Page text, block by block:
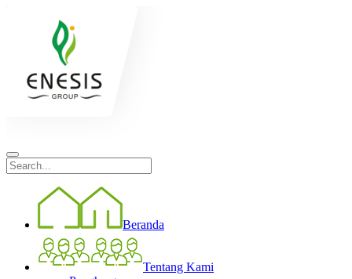
Beranda
Tentang Kami